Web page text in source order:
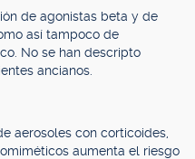
de agonistas beta y de
así tampoco de
No se han descripto
ancianos.
aerosoles con corticoides,
aumenta el riesgo